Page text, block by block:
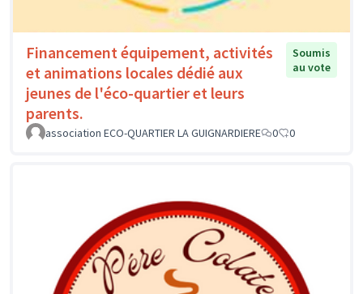
Financement équipement, activités
et animations locales dédié aux
jeunes de l'éco-quartier et leurs
parents.
Soumis
au vote
association ECO-QUARTIER LA GUIGNARDIERE 0 0